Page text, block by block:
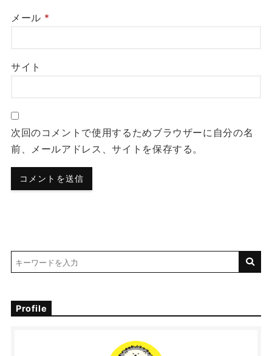
メール *
サイト
次回のコメントで使用するためブラウザーに自分の名
前、メールアドレス、サイトを保存する。
Profile